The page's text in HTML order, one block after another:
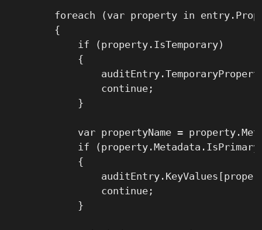
foreach (var property in
        {
            if (property.IsTemporary)
            {
                continue;
            }
var propertyName =
if
            {
                continue;
            }